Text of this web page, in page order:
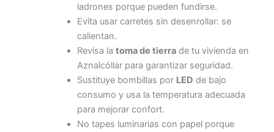
ladrones porque pueden fundirse.
Evita usar carretes sin desenrollar: se
calientan.
Revisa la toma de tierrade tu vivienda en
Aznalcóllar para garantizar seguridad.
Sustituye bombillas por LED de bajo
consumo y usa la temperatura adecuada
para mejorar confort.
No tapes luminarias con papel porque